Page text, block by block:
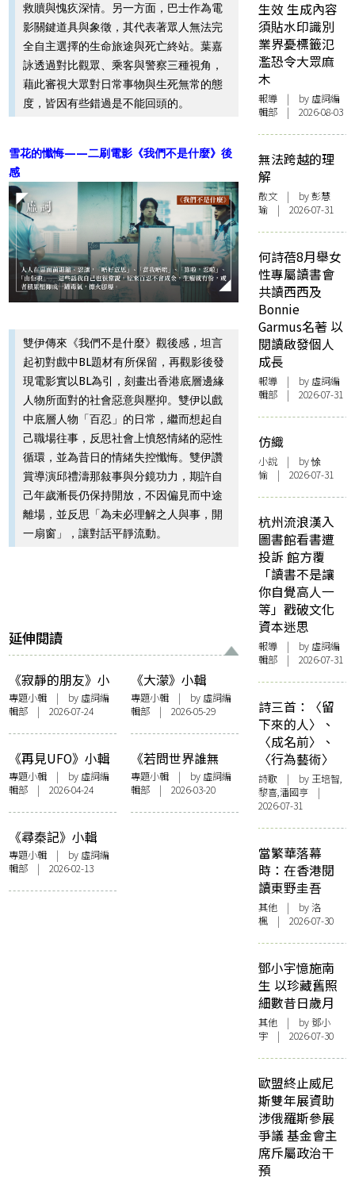
救贖與愧疚深情。另一方面，巴士作為電
影關鍵道具與象徵，其代表著眾人無法完
全自主選擇的生命旅途與死亡終站。葉嘉
詠透過對比觀眾、乘客與警察三種視角，
藉此審視大眾對日常事物與生死無常的態
度，皆因有些錯過是不能回頭的。
雪花的懺悔——二刷電影《我們不是什麼》後
感
雙伊傳來《我們不是什麼》觀後感，坦言
起初對戲中BL題材有所保留，再觀影後發
現電影實以BL為引，刻畫出香港底層邊緣
人物所面對的社會惡意與壓抑。雙伊以戲
中底層人物「百忍」的日常，繼而想起自
己職場往事，反思社會上憤怒情緒的惡性
循環，並為昔日的情緒失控懺悔。雙伊讚
賞導演邱禮濤那敍事與分鏡功力，期許自
己年歲漸長仍保持開放，不因偏見而中途
離場，並反思「為未必理解之人與事，開
一扇窗」，讓對話平靜流動。
延伸閱讀
《寂靜的朋友》小
輯
專題小輯 | by 虛詞編
輯部 | 2026-07-24
《大濛》小輯
專題小輯| by 虛詞編
輯部 | 2026-05-29
《再見UFO》小輯
專題小輯 | by 虛詞編
輯部 | 2026-04-24
《若問世界誰無
傷》小輯
專題小輯| by 虛詞編
輯部 | 2026-03-20
《尋秦記》小輯
專題小輯 | by 虛詞編
輯部 | 2026-02-13
生效 生成內容
須貼水印識別
業界憂標籤氾
濫恐令大眾麻
木
報導 | by 虛詞編
輯部 | 2026-08-03
無法跨越的理
解
散文 | by 彭慧
瑜 | 2026-07-31
何詩蓓8月舉女
性專屬讀書會
共讀西西及
Bonnie
Garmus名著 以
閱讀啟發個人
成長
報導 | by 虛詞編
輯部 | 2026-07-31
仿織
小說 | by 悇
愉 | 2026-07-31
杭州流浪漢入
圖書館看書遭
投訴 館方覆
「讀書不是讓
你自覺高人一
等」戳破文化
資本迷思
報導 | by 虛詞編
輯部 | 2026-07-31
詩三首：〈留
下來的人〉、
〈成名前〉、
〈行為藝術〉
詩歌 | by 王培智,
黎喜,潘國亨 |
2026-07-31
當繁華落幕
時：在香港閱
讀東野圭吾
其他 | by洛
楓 | 2026-07-30
鄧小宇憶施南
生 以珍藏舊照
細數昔日歲月
其他 | by 鄧小
宇 | 2026-07-30
歐盟終止威尼
斯雙年展資助
涉俄羅斯參展
爭議 基金會主
席斥屬政治干
預